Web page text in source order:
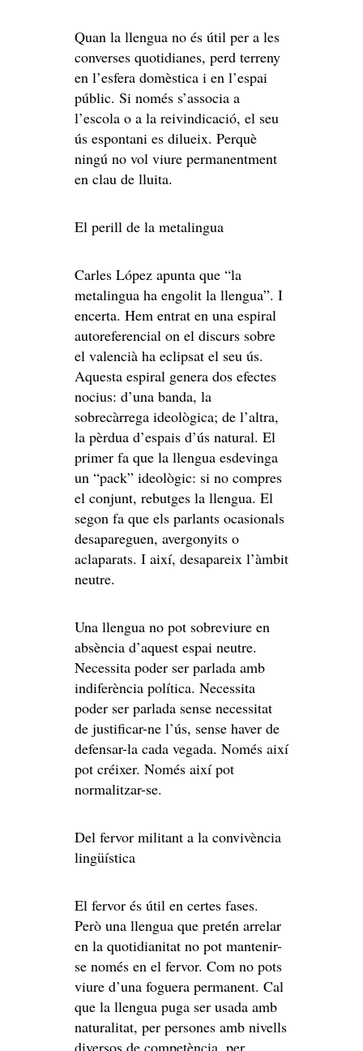
Quan la llengua no és útil per a les
converses quotidianes, perd terreny
en l’esfera domèstica i en l’espai
públic. Si només s’associa a
l’escola o a la reivindicació, el seu
ús espontani es dilueix. Perquè
ningú no vol viure permanentment
en clau de lluita.
El perill de la metalingua
Carles López apunta que “la
metalingua ha engolit la llengua”. I
encerta. Hem entrat en una espiral
autoreferencial on el discurs sobre
el valencià ha eclipsat el seu ús.
Aquesta espiral genera dos efectes
nocius: d’una banda, la
sobrecàrrega ideològica; de l’altra,
la pèrdua d’espais d’ús natural. El
primer fa que la llengua esdevinga
un “pack” ideològic: si no compres
el conjunt, rebutges la llengua. El
segon fa que els parlants ocasionals
desapareguen, avergonyits o
aclaparats. I així, desapareix l’àmbit
neutre.
Una llengua no pot sobreviure en
absència d’aquest espai neutre.
Necessita poder ser parlada amb
indiferència política. Necessita
poder ser parlada sense necessitat
de justificar-ne l’ús, sense haver de
defensar-la cada vegada. Només així
pot créixer. Només així pot
normalitzar-se.
Del fervor militant a la convivència
lingüística
El fervor és útil en certes fases.
Però una llengua que pretén arrelar
en la quotidianitat no pot mantenir-
se només en el fervor. Com no pots
viure d’una foguera permanent. Cal
que la llengua puga ser usada amb
naturalitat, per persones amb nivells